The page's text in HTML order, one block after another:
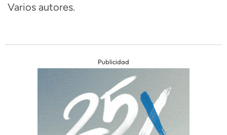
Varios autores.
Publicidad